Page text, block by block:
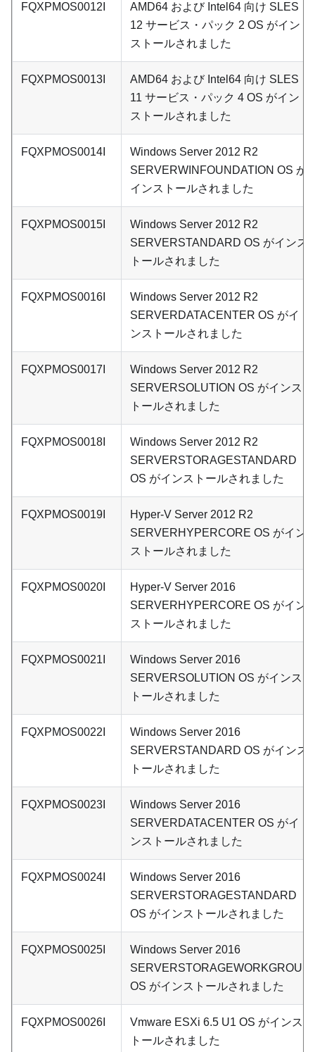
FQXPMOS0012I
AMD64 および Intel64 向け SLES
12 サービス・パック 2 OS がイン
ストールされました
FQXPMOS0013I
AMD64 および Intel64 向け SLES
11 サービス・パック 4 OS がイン
ストールされました
FQXPMOS0014I
Windows Server 2012 R2
SERVERWINFOUNDATION OS が
インストールされました
FQXPMOS0015I
Windows Server 2012 R2
SERVERSTANDARD OS がインス
トールされました
FQXPMOS0016I
Windows Server 2012 R2
SERVERDATACENTER OS がイ
ンストールされました
FQXPMOS0017I
Windows Server 2012 R2
SERVERSOLUTION OS がインス
トールされました
FQXPMOS0018I
Windows Server 2012 R2
SERVERSTORAGESTANDARD
OS がインストールされました
FQXPMOS0019I
Hyper-V Server 2012 R2
SERVERHYPERCORE OS がイン
ストールされました
FQXPMOS0020I
Hyper-V Server 2016
SERVERHYPERCORE OS がイン
ストールされました
FQXPMOS0021I
Windows Server 2016
SERVERSOLUTION OS がインス
トールされました
FQXPMOS0022I
Windows Server 2016
SERVERSTANDARD OS がインス
トールされました
FQXPMOS0023I
Windows Server 2016
SERVERDATACENTER OS がイ
ンストールされました
FQXPMOS0024I
Windows Server 2016
SERVERSTORAGESTANDARD
OS がインストールされました
FQXPMOS0025I
Windows Server 2016
SERVERSTORAGEWORKGROUP
OS がインストールされました
FQXPMOS0026I
Vmware ESXi 6.5 U1 OS がインス
トールされました